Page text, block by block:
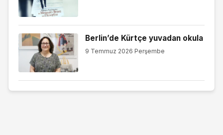
Berlin’de Kürtçe yuvadan okula
9 Temmuz 2026 Perşembe